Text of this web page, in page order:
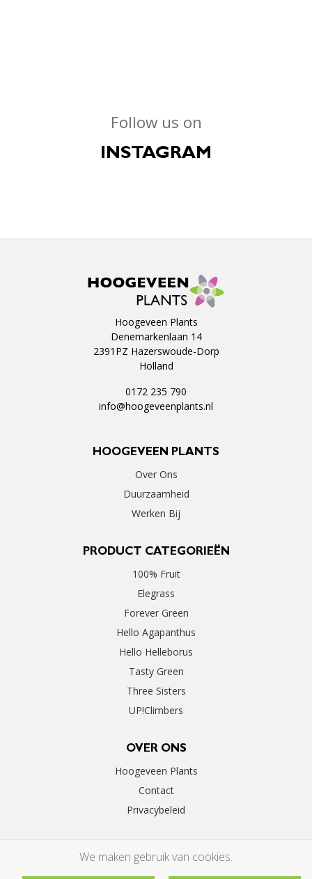
Follow us on
INSTAGRAM
Hoogeveen Plants
Denemarkenlaan 14
2391PZ Hazerswoude-Dorp
Holland
0172 235 790
info@hoogeveenplants.nl
HOOGEVEEN PLANTS
Over Ons
Duurzaamheid
Werken Bij
PRODUCT CATEGORIEËN
100% Fruit
Elegrass
Forever Green
Hello Agapanthus
Hello Helleborus
Tasty Green
Three Sisters
UP!Climbers
OVER ONS
Hoogeveen Plants
Contact
Privacybeleid
We maken gebruik van cookies.